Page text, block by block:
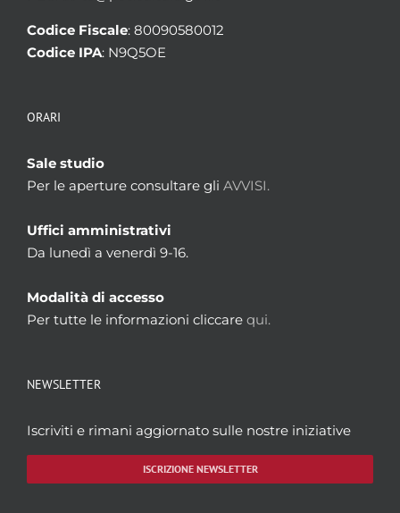
Codice Fiscale: 80090580012
Codice IPA: N9Q5OE
ORARI
Sale studio
Per le aperture consultare gli AVVISI.
Uffici amministrativi
Da lunedì a venerdì 9-16.
Modalità di accesso
Per tutte le informazioni cliccare qui.
NEWSLETTER
Iscriviti e rimani aggiornato sulle nostre iniziative
ISCRIZIONE NEWSLETTER